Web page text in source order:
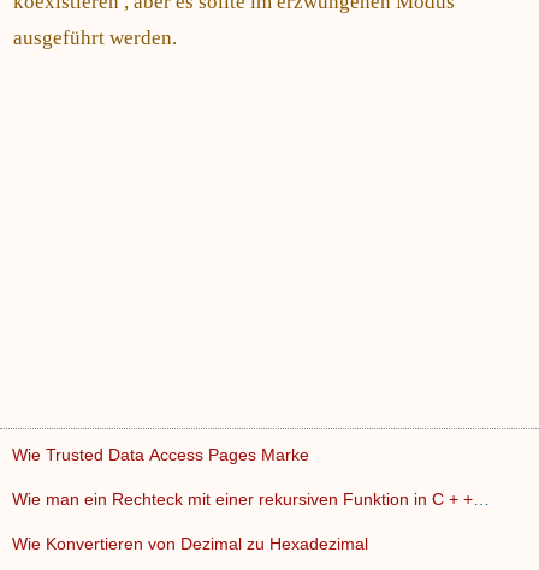
ausgeführt werden.
Wie Trusted Data Access Pages Marke
Wie Konvertieren von Dezimal zu Hexadezimal